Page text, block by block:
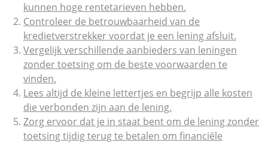
kunnen hoge rentetarieven hebben.
Controleer de betrouwbaarheid van de
kredietverstrekker voordat je een lening afsluit.
Vergelijk verschillende aanbieders van leningen
zonder toetsing om de beste voorwaarden te
vinden.
Lees altijd de kleine lettertjes en begrijp alle kosten
die verbonden zijn aan de lening.
Zorg ervoor dat je in staat bent om de lening zonder
toetsing tijdig terug te betalen om financiële